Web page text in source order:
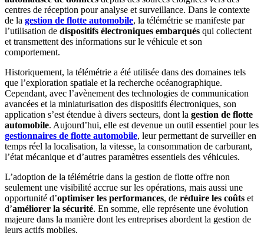
centres de réception pour analyse et surveillance. Dans le contexte
de la gestion de flotte automobile, la télémétrie se manifeste par
l’utilisation de dispositifs électroniques embarqués qui collectent
et transmettent des informations sur le véhicule et son
comportement.
Historiquement, la télémétrie a été utilisée dans des domaines tels
que l’exploration spatiale et la recherche océanographique.
Cependant, avec l’avènement des technologies de communication
avancées et la miniaturisation des dispositifs électroniques, son
application s’est étendue à divers secteurs, dont la gestion de flotte
automobile. Aujourd’hui, elle est devenue un outil essentiel pour les
gestionnaires de flotte automobile, leur permettant de surveiller en
temps réel la localisation, la vitesse, la consommation de carburant,
l’état mécanique et d’autres paramètres essentiels des véhicules.
L’adoption de la télémétrie dans la gestion de flotte offre non
seulement une visibilité accrue sur les opérations, mais aussi une
opportunité d’optimiser les performances, de réduire les coûts et
d’améliorer la sécurité. En somme, elle représente une évolution
majeure dans la manière dont les entreprises abordent la gestion de
leurs actifs mobiles.